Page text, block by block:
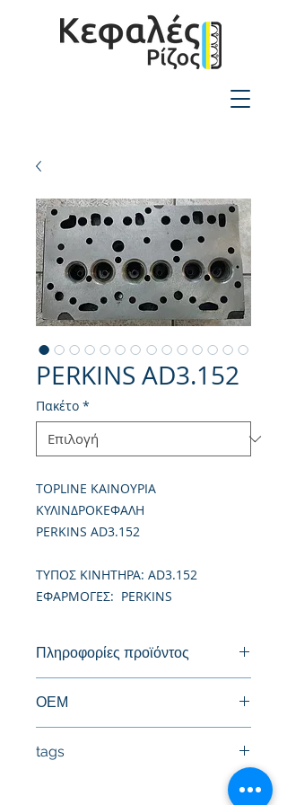
PERKINS AD3.152
Πακέτο *
TOPLINE ΚΑΙΝΟΥΡΙΑ
ΚΥΛΙΝΔΡΟΚΕΦΑΛΗ
PERKINS AD3.152
TΥΠΟΣ ΚΙΝΗΤΗΡΑ: AD3.152
ΕΦΑΡΜΟΓΕΣ: PERKINS
Πληροφορίες προϊόντος
ΟΕΜ
tags